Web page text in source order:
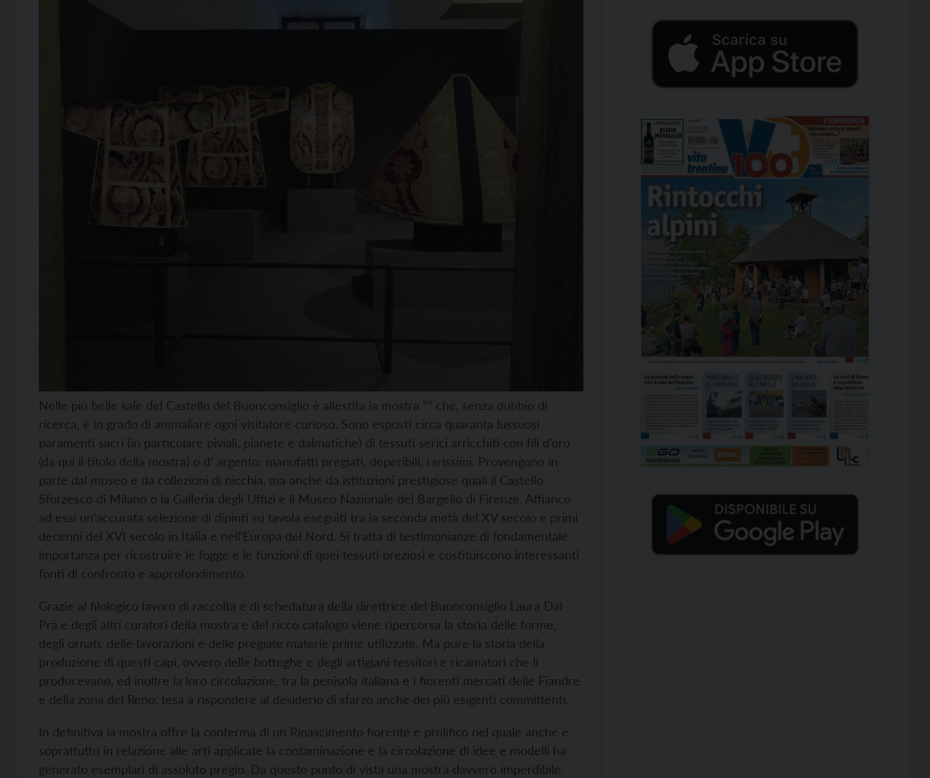
Nelle più belle sale del Castello del Buonconsiglio è allestita la mostra “” che, senza dubbio di
ricerca, è in grado di ammaliare ogni visitatore curioso. Sono esposti circa quaranta lussuosi
paramenti sacri (in particolare piviali, pianete e dalmatiche) di tessuti serici arricchiti con fili d’oro
(da qui il titolo della mostra) o d’ argento: manufatti pregiati, deperibili, rarissimi. Provengono in
parte dal museo e da collezioni di nicchia, ma anche da istituzioni prestigiose quali il Castello
Sforzesco di Milano o la Galleria degli Uffizi e il Museo Nazionale del Bargello di Firenze. Affianco
ad essi un’accurata selezione di dipinti su tavola eseguiti tra la seconda metà del XV secolo e primi
decenni del XVI secolo in Italia e nell’Europa del Nord. Si tratta di testimonianze di fondamentale
importanza per ricostruire le fogge e le funzioni di quei tessuti preziosi e costituiscono interessanti
fonti di confronto e approfondimento.
Grazie al filologico lavoro di raccolta e di schedatura della direttrice del Buonconsiglio Laura Dal
Prà e degli altri curatori della mostra e del ricco catalogo viene ripercorsa la storia delle forme,
degli ornati, delle lavorazioni e delle pregiate materie prime utilizzate. Ma pure la storia della
produzione di questi capi, ovvero delle botteghe e degli artigiani tessitori e ricamatori che li
producevano, ed inoltre la loro circolazione, tra la penisola italiana e i fiorenti mercati delle Fiandre
e della zona del Reno, tesa a rispondere al desiderio di sfarzo anche dei più esigenti committenti.
In definitiva la mostra offre la conferma di un Rinascimento fiorente e prolifico nel quale anche e
soprattutto in relazione alle arti applicate la contaminazione e la circolazione di idee e modelli ha
generato esemplari di assoluto pregio. Da questo punto di vista una mostra davvero imperdibile.